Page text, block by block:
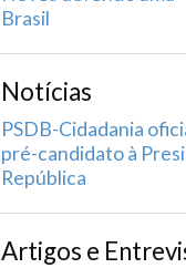
Brasil
Notícias
PSDB-Cidadania
pré-candidato à
República
Artigos e